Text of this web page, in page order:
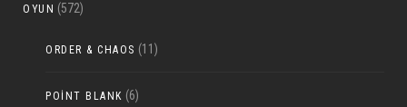
OYUN (572)
ORDER & CHAOS (11)
POINT BLANK (6)